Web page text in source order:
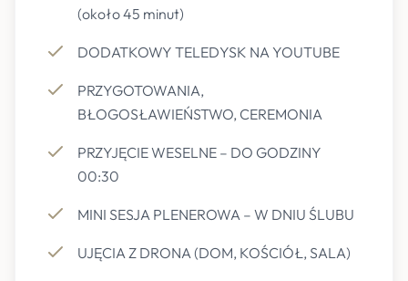
(około 45 minut)
DODATKOWY TELEDYSK NA YOUTUBE
PRZYGOTOWANIA,
BŁOGOSŁAWIEŃSTWO, CEREMONIA
PRZYJĘCIE WESELNE – DO GODZINY
00:30
MINI SESJA PLENEROWA – W DNIU ŚLUBU
UJĘCIA Z DRONA (DOM, KOŚCIÓŁ, SALA)